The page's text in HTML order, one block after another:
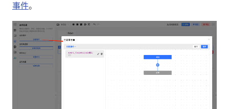
事件。